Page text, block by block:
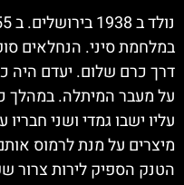
במלחמת סיני. הנחלאים
דרך כרם שלום. יעדם היה
על מעבר המיתלה. במהלך
עליו ישבו גמדי ושני
מיצרים על מנת לרמוס
הטנק הספיק לירות צרור